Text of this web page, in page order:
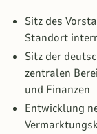
Sitz des
Standort
Sitz der
zentralen
und Finanzen
Entwicklung